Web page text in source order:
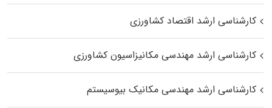
کارشناسی ارشد اقتصاد کشاورزی
کارشناسی ارشد مهندسی مکانیزاسیون کشاورزی
کارشناسی ارشد مهندسی مکانیک بیوسیستم